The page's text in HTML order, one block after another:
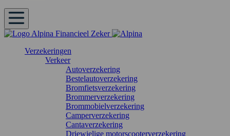
Verzekeringen
Verkeer
Autoverzekering
Bestelautoverzekering
Bromfietsverzekering
Brommerverzekering
Brommobielverzekering
Camperverzekering
Cantaverzekering
Driewielige motorscooterverzekering